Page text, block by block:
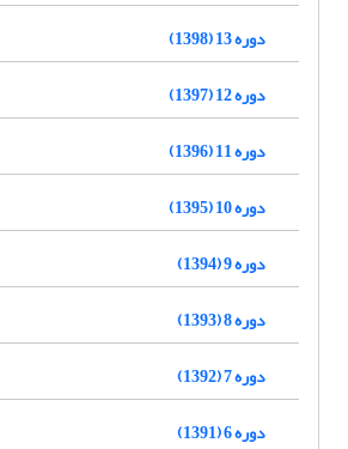
دوره 13 (1398)
دوره 12 (1397)
دوره 11 (1396)
دوره 10 (1395)
دوره 9 (1394)
دوره 8 (1393)
دوره 7 (1392)
دوره 6 (1391)